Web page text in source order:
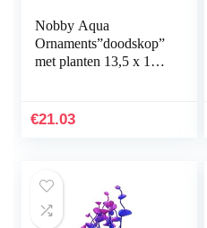
Nobby Aqua
Ornaments”doodskop”
met planten 13,5 x 13,5
€21.03